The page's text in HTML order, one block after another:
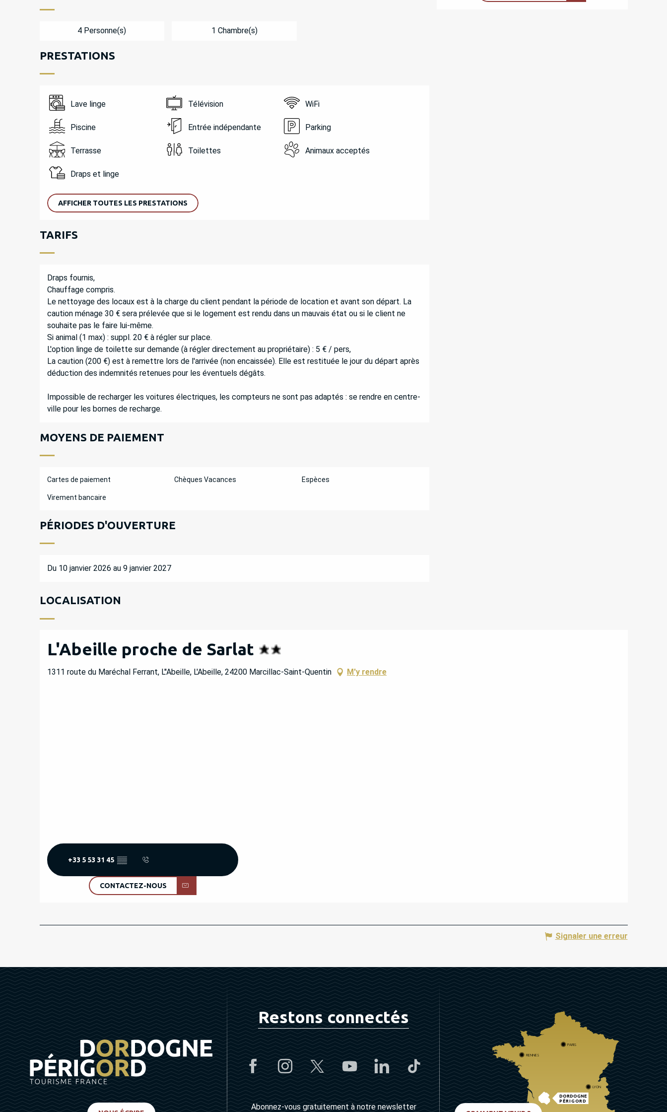
4 Personne(s) 1 Chambre(s)
PRESTATIONS
Lave linge Télévision WiFi
Piscine Entrée indépendante Parking
Terrasse Toilettes Animaux acceptés
Draps et linge
AFFICHER TOUTES LES PRESTATIONS
TARIFS
Draps fournis,
Chauffage compris.
Le nettoyage des locaux est à la charge du client pendant la période de location et avant son départ. La
caution ménage 30 € sera prélevée que si le logement est rendu dans un mauvais état ou si le client ne
souhaite pas le faire lui-même.
Si animal (1 max) : suppl. 20 € à régler sur place.
L'option linge de toilette sur demande (à régler directement au propriétaire) : 5 € / pers,
La caution (200 €) est à remettre lors de l'arrivée (non encaissée). Elle est restituée le jour du départ après
déduction des indemnités retenues pour les éventuels dégâts.
Impossible de recharger les voitures électriques, les compteurs ne sont pas adaptés : se rendre en centre-
ville pour les bornes de recharge.
MOYENS DE PAIEMENT
Cartes de paiement Chèques Vacances Espèces
Virement bancaire
PÉRIODES D'OUVERTURE
Du 10 janvier 2026 au 9 janvier 2027
LOCALISATION
L'Abeille proche de Sarlat
1311 route du Maréchal Ferrant, L''Abeille, L'Abeille, 24200 Marcillac-Saint-Quentin M'y rendre
+33 5 53 31 45 ▒▒
CONTACTEZ-NOUS
Signaler une erreur
Restons connectés
Abonnez-vous gratuitement à notre newsletter
DORDOGNE
PÉRIGORD
PARIS
RENNES
LYON